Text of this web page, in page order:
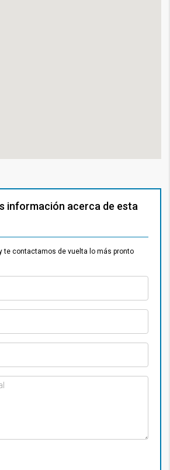
información acerca de esta
te contactamos de vuelta lo más pronto